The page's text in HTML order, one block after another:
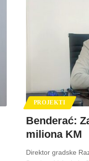
PROJEKTI
Benderać:
miliona KM
Direktor gradske